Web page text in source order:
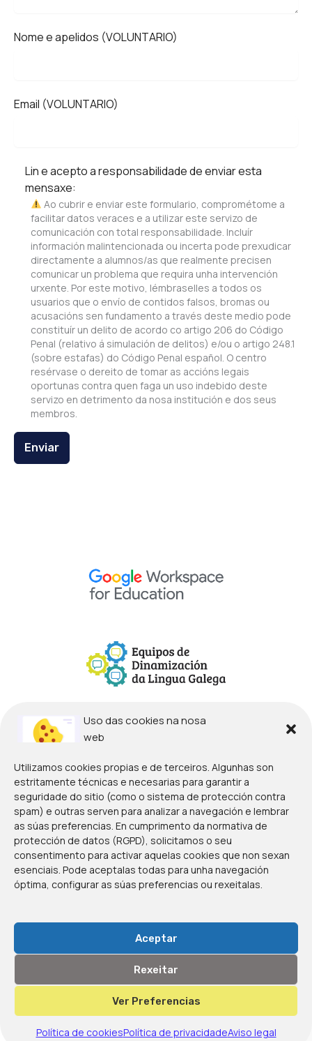
Uso das cookies na nosa
web
Utilizamos cookies propias e de terceiros. Algunhas son
estritamente técnicas e necesarias para garantir a
seguridade do sitio (como o sistema de protección contra
spam) e outras serven para analizar a navegación e lembrar
as súas preferencias. En cumprimento da normativa de
protección de datos (RGPD), solicitamos o seu
consentimento para activar aquelas cookies que non sexan
esenciais. Pode aceptalas todas para unha navegación
óptima, configurar as súas preferencias ou rexeitalas.
Aceptar
Rexeitar
Ver Preferencias
Política de cookiesPolítica de privacidadeAviso legal
Nome e apelidos (VOLUNTARIO)
Email (VOLUNTARIO)
Lin e acepto a responsabilidade de enviar esta
mensaxe:
Ao cubrir e enviar este formulario, comprométome a
facilitar datos veraces e a utilizar este servizo de
comunicación con total responsabilidade. Incluír
información malintencionada ou incerta pode prexudicar
directamente a alumnos/as que realmente precisen
comunicar un problema que requira unha intervención
urxente. Por este motivo, lémbraselles a todos os
usuarios que o envío de contidos falsos, bromas ou
acusacións sen fundamento a través deste medio pode
constituír un delito de acordo co artigo 206 do Código
Penal (relativo á simulación de delitos) e/ou o artigo 248.1
(sobre estafas) do Código Penal español. O centro
resérvase o dereito de tomar as accións legais
oportunas contra quen faga un uso indebido deste
servizo en detrimento da nosa institución e dos seus
membros.
Enviar
(32005, Ourense)
© 2026Colexio San Pío X
Aviso legal·Privacidade
Política de cookies